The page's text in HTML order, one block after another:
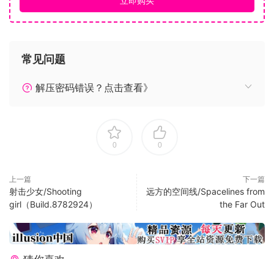
– 带有流星的部分不可移动。
常见问题
解压密码错误？点击查看》
0 0
上一篇
射击少女/Shooting
girl（Build.8782924）
下一篇
远方的空间线/Spacelines from
the Far Out